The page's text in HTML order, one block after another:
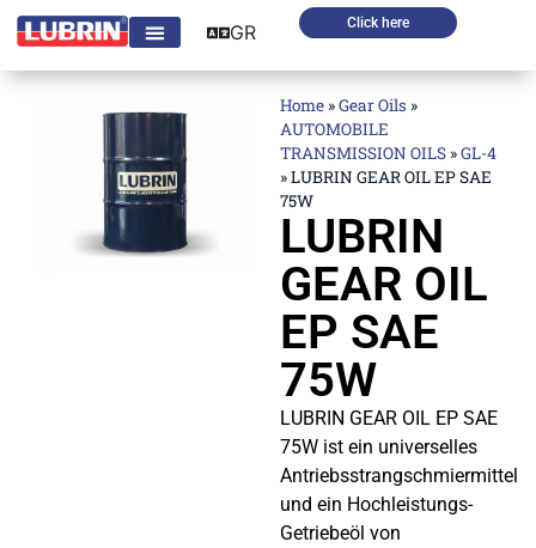
Click here
GR
Home »Gear Oils »
AUTOMOBILE
TRANSMISSION OILS »GL-4
»LUBRIN GEAR OIL EP SAE
75W
LUBRIN
GEAR OIL
EP SAE
75W
LUBRIN GEAR OIL EP SAE
75W ist ein universelles
Antriebsstrangschmiermittel
und ein Hochleistungs-
Getriebeöl von